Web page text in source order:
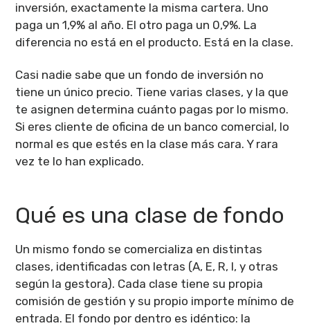
inversión, exactamente la misma cartera. Uno
paga un 1,9% al año. El otro paga un 0,9%. La
diferencia no está en el producto. Está en la clase.
Casi nadie sabe que un fondo de inversión no
tiene un único precio. Tiene varias clases, y la que
te asignen determina cuánto pagas por lo mismo.
Si eres cliente de oficina de un banco comercial, lo
normal es que estés en la clase más cara. Y rara
vez te lo han explicado.
Qué es una clase de fondo
Un mismo fondo se comercializa en distintas
clases, identificadas con letras (A, E, R, I, y otras
según la gestora). Cada clase tiene su propia
comisión de gestión y su propio importe mínimo de
entrada. El fondo por dentro es idéntico: la